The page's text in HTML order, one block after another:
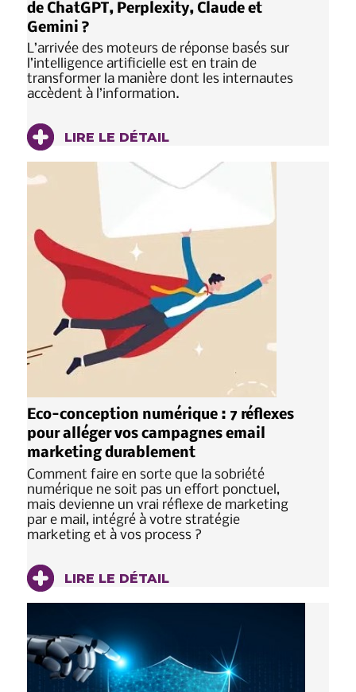
de ChatGPT, Perplexity, Claude et
Gemini ?
L’arrivée des moteurs de réponse basés sur
l’intelligence artificielle est en train de
transformer la manière dont les internautes
accèdent à l’information.
LIRE LE DÉTAIL
Eco-conception numérique : 7 réflexes
pour alléger vos campagnes email
marketing durablement
Comment faire en sorte que la sobriété
numérique ne soit pas un effort ponctuel,
mais devienne un vrai réflexe de marketing
par e mail, intégré à votre stratégie
marketing et à vos process ?
LIRE LE DÉTAIL